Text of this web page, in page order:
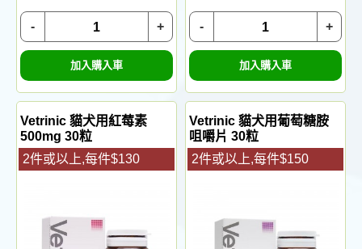
+
-
加入購入車
+
-
加入購入車
Vetrinic 貓犬用紅莓素
500mg 30粒
2件或以上,每件$130
Vetrinic 貓犬用葡萄糖胺
咀嚼片 30粒
2件或以上,每件$150